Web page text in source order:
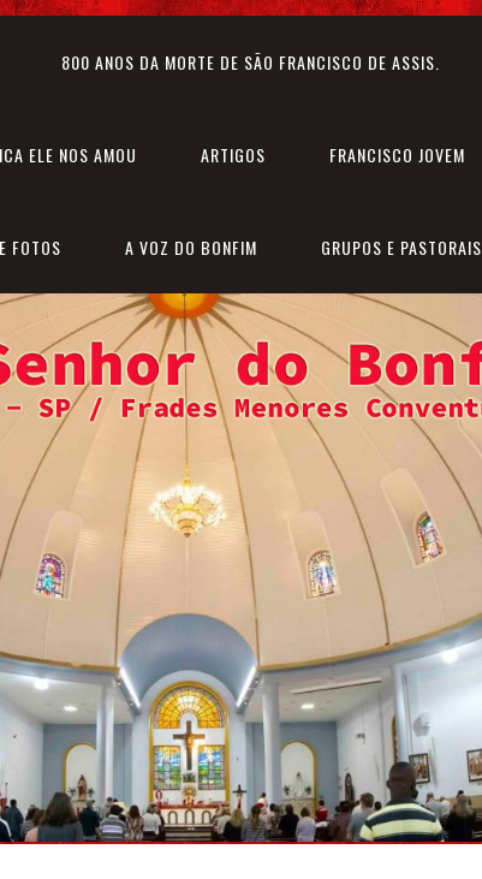
800 ANOS DA MORTE DE SÃO FRANCISCO DE ASSIS.
ELE NOS AMOU ARTIGOS FRANCISCO JOVEM
FOTOS A VOZ DO BONFIM GRUPOS E PASTORAIS